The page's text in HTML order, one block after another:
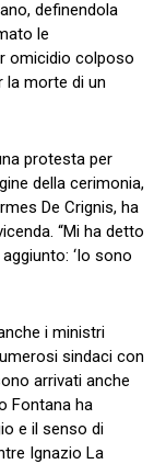
definendola
le
omicidio colposo
la morte di un
protesta per
della cerimonia,
De Crignis, ha
“Mi ha detto
‘Io sono
i ministri
sindaci con
arrivati anche
Fontana ha
e il senso di
Ignazio La